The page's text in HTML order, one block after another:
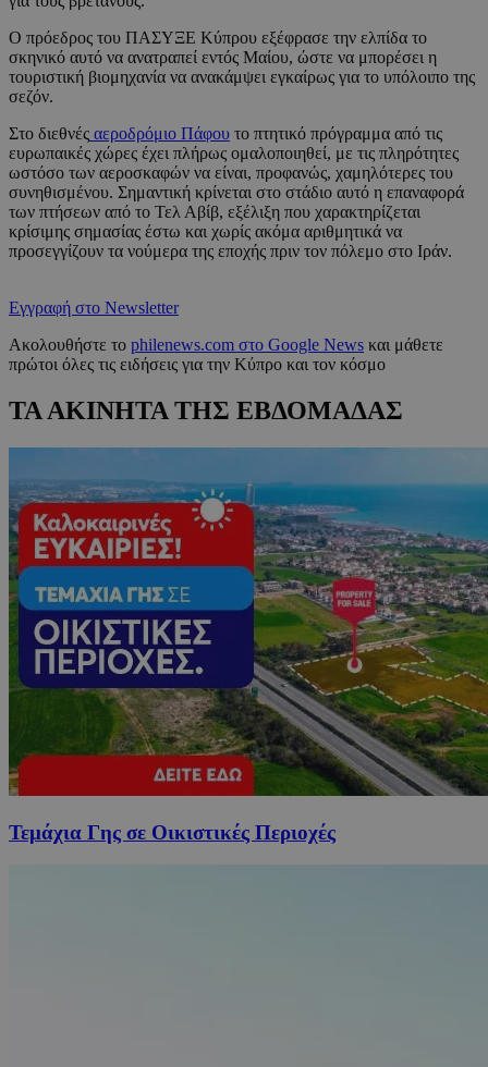
Ο πρόεδρος του ΠΑΣΥΞΕ Κύπρου εξέφρασε την ελπίδα το
σκηνικό αυτό να ανατραπεί εντός Μαίου, ώστε να μπορέσει η
τουριστική βιομηχανία να ανακάμψει εγκαίρως για το υπόλοιπο της
σεζόν.
Στο διεθνές αεροδρόμιο Πάφου το πτητικό πρόγραμμα από τις
ευρωπαικές χώρες έχει πλήρως ομαλοποιηθεί, με τις πληρότητες
ωστόσο των αεροσκαφών να είναι, προφανώς, χαμηλότερες του
συνηθισμένου. Σημαντική κρίνεται στο στάδιο αυτό η επαναφορά
των πτήσεων από το Τελ Αβίβ, εξέλιξη που χαρακτηρίζεται
κρίσιμης σημασίας έστω και χωρίς ακόμα αριθμητικά να
προσεγγίζουν τα νούμερα της εποχής πριν τον πόλεμο στο Ιράν.
Εγγραφή στο Newsletter
Ακολουθήστε το philenews.com στο Google News και μάθετε
πρώτοι όλες τις ειδήσεις για την Κύπρο και τον κόσμο
ΤΑ ΑΚΙΝΗΤΑ ΤΗΣ ΕΒΔΟΜΑΔΑΣ
Τεμάχια Γης σε Οικιστικές Περιοχές